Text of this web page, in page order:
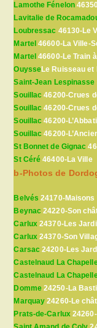
Lamothe Fénelon
Lavitalie de
Loubressac 46130-Le
Martel 46600-La Ville-
Martel 46600-Le Train
OuysseLe Ruisseau
Saint-Jean Lespinasse
Souillac 46200-Crues
Souillac 46200-Crues
Souillac 46200-
Souillac 46200-
St Bonnet de Gignac
St Céré 46400-La Ville
b-Photos de
Belvés 24170-Maisons
Beynac 24220-Son
Carlux 24370-Les
Carlux 24370-Son
Carsac 24200-Les
Castelnaud La
Castelnaud La
Domme24250-La
Marquay 24260-Le
Prats-de-Carlux